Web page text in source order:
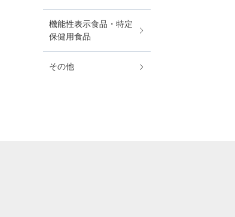
機能性表示食品・特定
保健用食品
その他